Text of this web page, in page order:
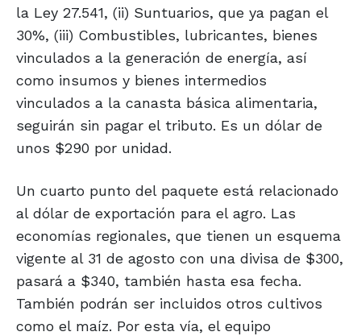
la Ley 27.541, (ii) Suntuarios, que ya pagan el
30%, (iii) Combustibles, lubricantes, bienes
vinculados a la generación de energía, así
como insumos y bienes intermedios
vinculados a la canasta básica alimentaria,
seguirán sin pagar el tributo. Es un dólar de
unos $290 por unidad.
Un cuarto punto del paquete está relacionado
al dólar de exportación para el agro. Las
economías regionales, que tienen un esquema
vigente al 31 de agosto con una divisa de $300,
pasará a $340, también hasta esa fecha.
También podrán ser incluidos otros cultivos
como el maíz. Por esta vía, el equipo